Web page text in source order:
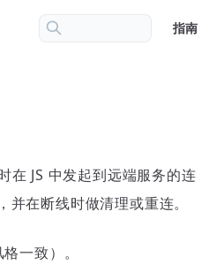
指南
JS 中发起到远端服务的连
在断线时做清理或重连。
一致）。